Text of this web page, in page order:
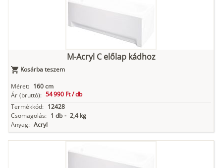
M-Acryl C előlap kádhoz
Kosárba teszem
Méret: 160 cm
Ár (bruttó): 54 990 Ft /db
Termékkód: 12428
Csomagolás: 1 db - 2,4 kg
Anyag: Acryl